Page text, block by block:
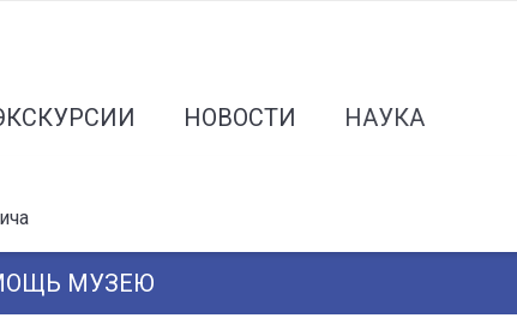
НОВОСТИ НАУКА
МУЗЕЮ